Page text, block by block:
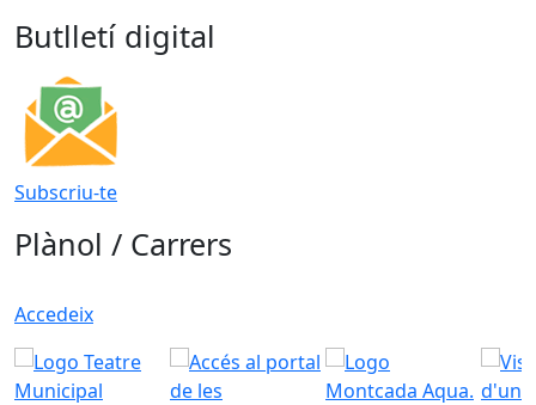
Butlletí digital
Subscriu-te
Plànol / Carrers
Accedeix